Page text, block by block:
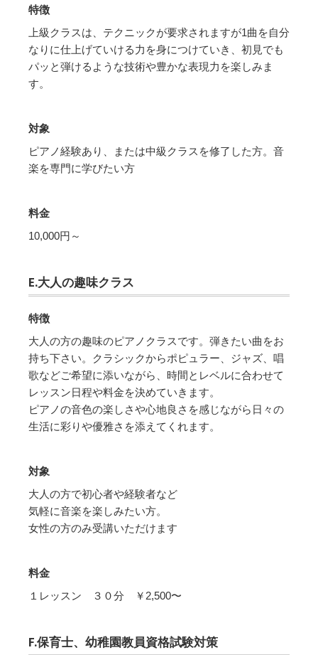
特徴
上級クラスは、テクニックが要求されますが1曲を自分
なりに仕上げていける力を身につけていき、初見でも
パッと弾けるような技術や豊かな表現力を楽しみま
す。
対象
ピアノ経験あり、または中級クラスを修了した方。音
楽を専門に学びたい方
料金
10,000円～
E.大人の趣味クラス
特徴
大人の方の趣味のピアノクラスです。弾きたい曲をお
持ち下さい。クラシックからポピュラー、ジャズ、唱
歌などご希望に添いながら、時間とレベルに合わせて
レッスン日程や料金を決めていきます。
ピアノの音色の楽しさや心地良さを感じながら日々の
生活に彩りや優雅さを添えてくれます。
対象
大人の方で初心者や経験者など
気軽に音楽を楽しみたい方。
女性の方のみ受講いただけます
料金
１レッスン ３０分 ￥2,500〜
F.保育士、幼稚園教員資格試験対策